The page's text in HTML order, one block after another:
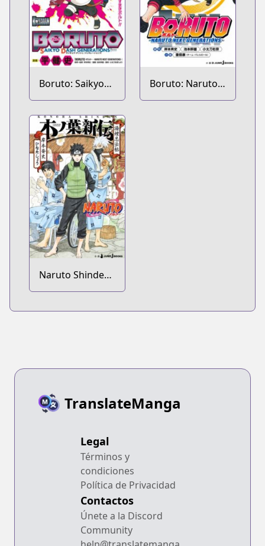
Boruto: Saikyo
Dash
Generations
Boruto: Naruto
Next
Naruto Shinden
Series
TranslateManga
Legal
Términos y
condiciones
Política de Privacidad
Contactos
Únete a la Discord
Community